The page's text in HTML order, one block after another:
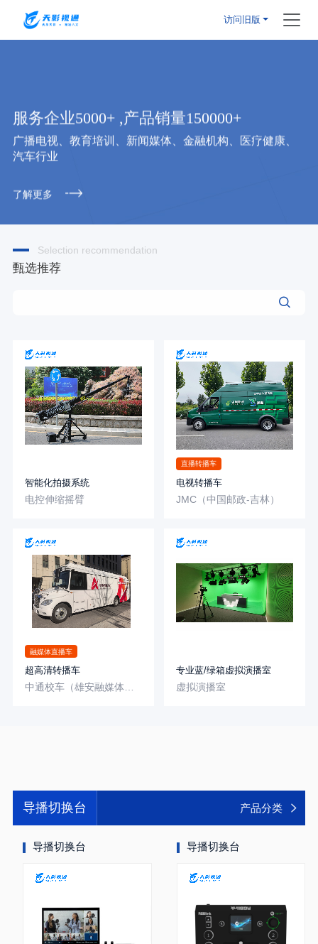
访问旧版
服务企业5000+ ,产品销量150000+
广播电视、教育培训、新闻媒体、金融机构、医疗健康、
汽车行业
了解更多
Selection recommendation
甄选推荐
智能化拍摄系统
电控伸缩摇臂
直播转播车
电视转播车
JMC（中国邮政-吉林）
融媒体直播车
超高清转播车 专业蓝/绿箱虚拟演播室
虚拟演播室
导播切换台 产品分类
导播切换台 导播切换台